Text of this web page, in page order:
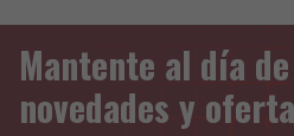
Mantente al día
novedades y